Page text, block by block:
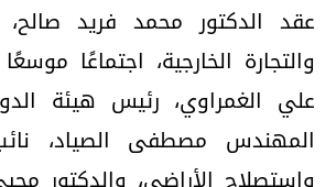
عقد الدكتور محمد فريد صالح،
والتجارة الخارجية، اجتماعًا
علي الغمراوي، رئيس هيئة
المهندس مصطفى الصياد، نائب